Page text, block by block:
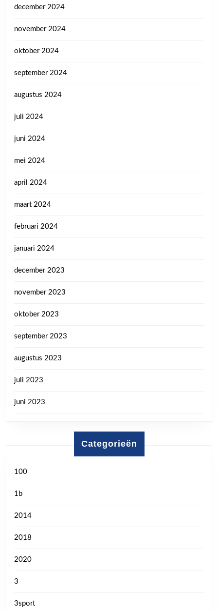
december 2024
november 2024
oktober 2024
september 2024
augustus 2024
juli 2024
juni 2024
mei 2024
april 2024
maart 2024
februari 2024
januari 2024
december 2023
november 2023
oktober 2023
september 2023
augustus 2023
juli 2023
juni 2023
Categorieën
100
1b
2014
2018
2020
3
3sport